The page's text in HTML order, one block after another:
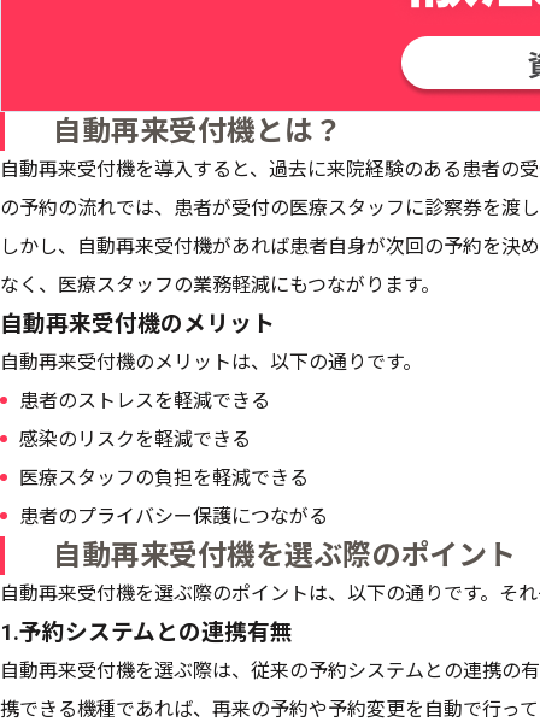
自動再来受付機とは？
自動再来受付機を導入すると、過去に来院経験のある患者の
の予約の流れでは、患者が受付の医療スタッフに診察券を渡
しかし、自動再来受付機があれば患者自身が次回の予約を決
なく、医療スタッフの業務軽減にもつながります。
自動再来受付機のメリット
自動再来受付機のメリットは、以下の通りです。
患者のストレスを軽減できる
感染のリスクを軽減できる
医療スタッフの負担を軽減できる
患者のプライバシー保護につながる
自動再来受付機を選ぶ際のポイント
自動再来受付機を選ぶ際のポイントは、以下の通りです。そ
1.予約システムとの連携有無
自動再来受付機を選ぶ際は、従来の予約システムとの連携の
携できる機種であれば、再来の予約や予約変更を自動で行っ